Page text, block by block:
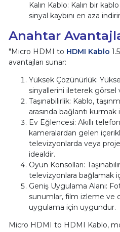
Kalın Kablo: Kalın bir kablo
sinyal kaybını en aza
Anahtar
"Micro HDMI to HDMI Kablo
avantajları sunar:
Yüksek Çözünürlük:
sinyallerini ileterek görsel
Taşınabilirlik: Kablo,
arasında bağlantı kurmak
Ev Eğlencesi: Akıllı
kameralardan gelen
televizyonlarda veya
idealdir.
Oyun Konsolları:
televizyonlara bağlamak
Geniş Uygulama Alanı:
sunumlar, film izleme ve
uygulama için uygundur.
Micro HDMI to HDMI Kablo,